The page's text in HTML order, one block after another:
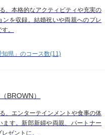
、本格的なアクティビティや充実の
ンを収録。結婚祝いや両親へのプレ
。
知県」のコース数(11)
BROWN）
、エンターテインメントや食事の体
ます。新郎新婦や両親、パートナー
ゼントに。